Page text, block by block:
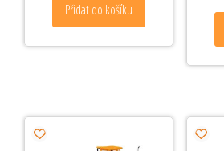
Přidat do košíku